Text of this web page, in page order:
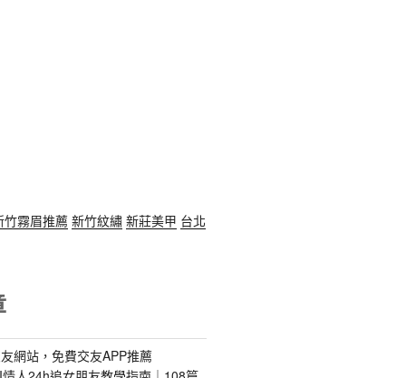
竹霧眉推薦 新竹紋繡 新莊美甲 台北
網站，免費交友APP推薦